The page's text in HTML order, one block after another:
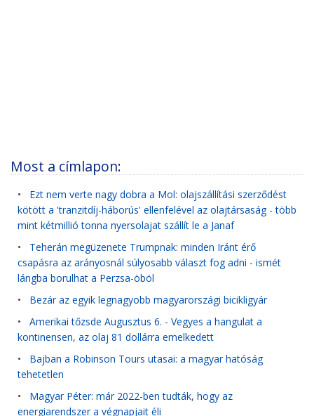
Most a címlapon:
• Ezt nem verte nagy dobra a Mol: olajszállítási szerződést
kötött a 'tranzitdíj-háborús' ellenfelével az olajtársaság - több
mint kétmillió tonna nyersolajat szállít le a Janaf
• Teherán megüzenete Trumpnak: minden Iránt érő
csapásra az arányosnál súlyosabb választ fog adni - ismét
lángba borulhat a Perzsa-öböl
• Bezár az egyik legnagyobb magyarországi bicikligyár
• Amerikai tőzsde Augusztus 6. - Vegyes a hangulat a
kontinensen, az olaj 81 dollárra emelkedett
• Bajban a Robinson Tours utasai: a magyar hatóság
tehetetlen
• Magyar Péter: már 2022-ben tudták, hogy az
energiarendszer a végnapjait éli